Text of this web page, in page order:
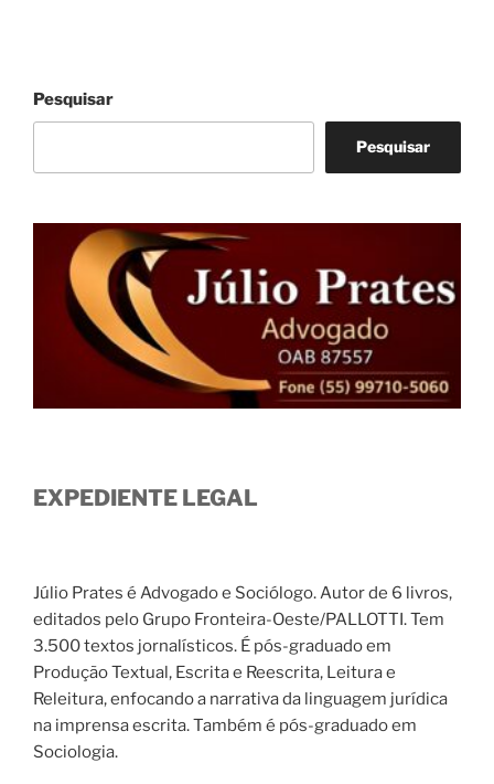
Pesquisar
Pesquisar
EXPEDIENTE LEGAL
Júlio Prates é Advogado e Sociólogo. Autor de 6 livros,
editados pelo Grupo Fronteira-Oeste/PALLOTTI. Tem
3.500 textos jornalísticos. É pós-graduado em
Produção Textual, Escrita e Reescrita, Leitura e
Releitura, enfocando a narrativa da linguagem jurídica
na imprensa escrita. Também é pós-graduado em
Sociologia.